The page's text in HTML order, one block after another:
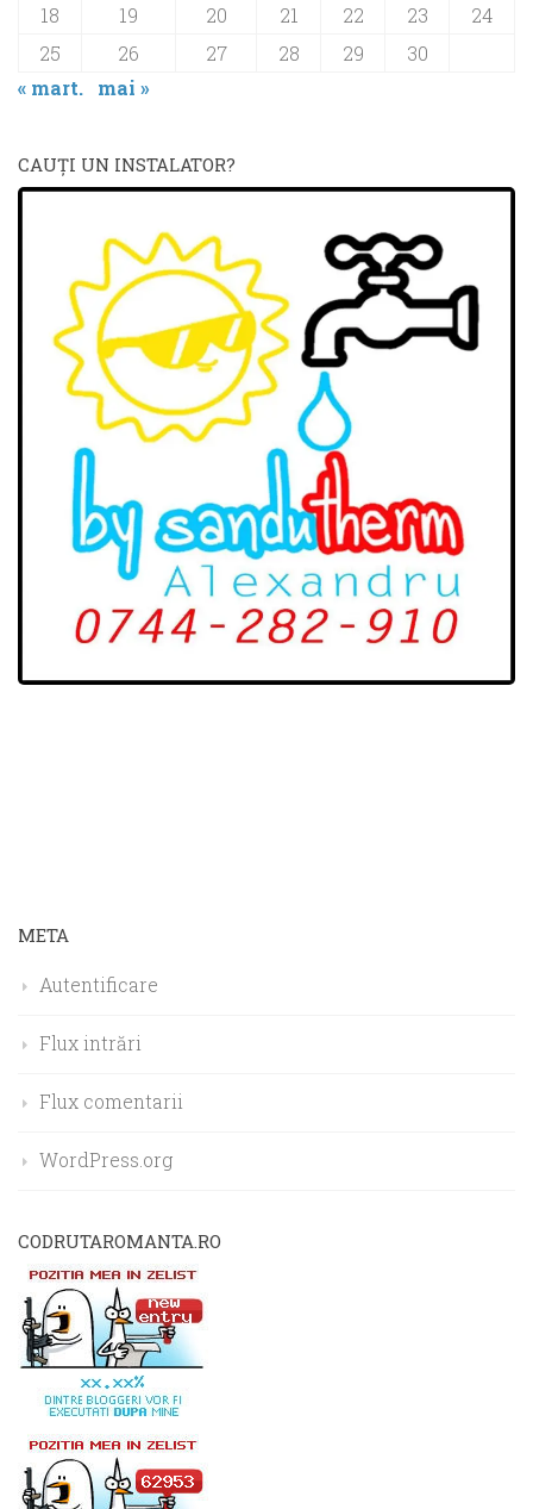
18
19 20 21 22 23
24
25
26 27 28 29
30
« mart.
mai »
CAUŢI UN INSTALATOR?
META
Autentificare
Flux intrări
Flux comentarii
WordPress.org
CODRUTAROMANTA.RO